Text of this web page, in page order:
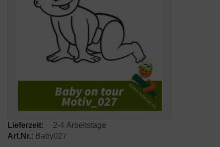
Lieferzeit:
2-4 Arbeitstage
Art.Nr.: Baby027